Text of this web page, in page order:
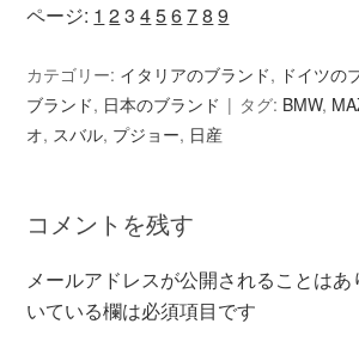
ページ: 1 23 45678 9
カテゴリー: イタリアのブランド, ドイツの
ブランド, 日本のブランド タグ: BMW,
オ, スバル, プジョー, 日産
コメントを残す
メールアドレスが公開されることはあ
いている欄は必須項目です